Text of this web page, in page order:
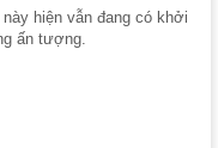
hiện vẫn đang có khởi
ấn tượng.